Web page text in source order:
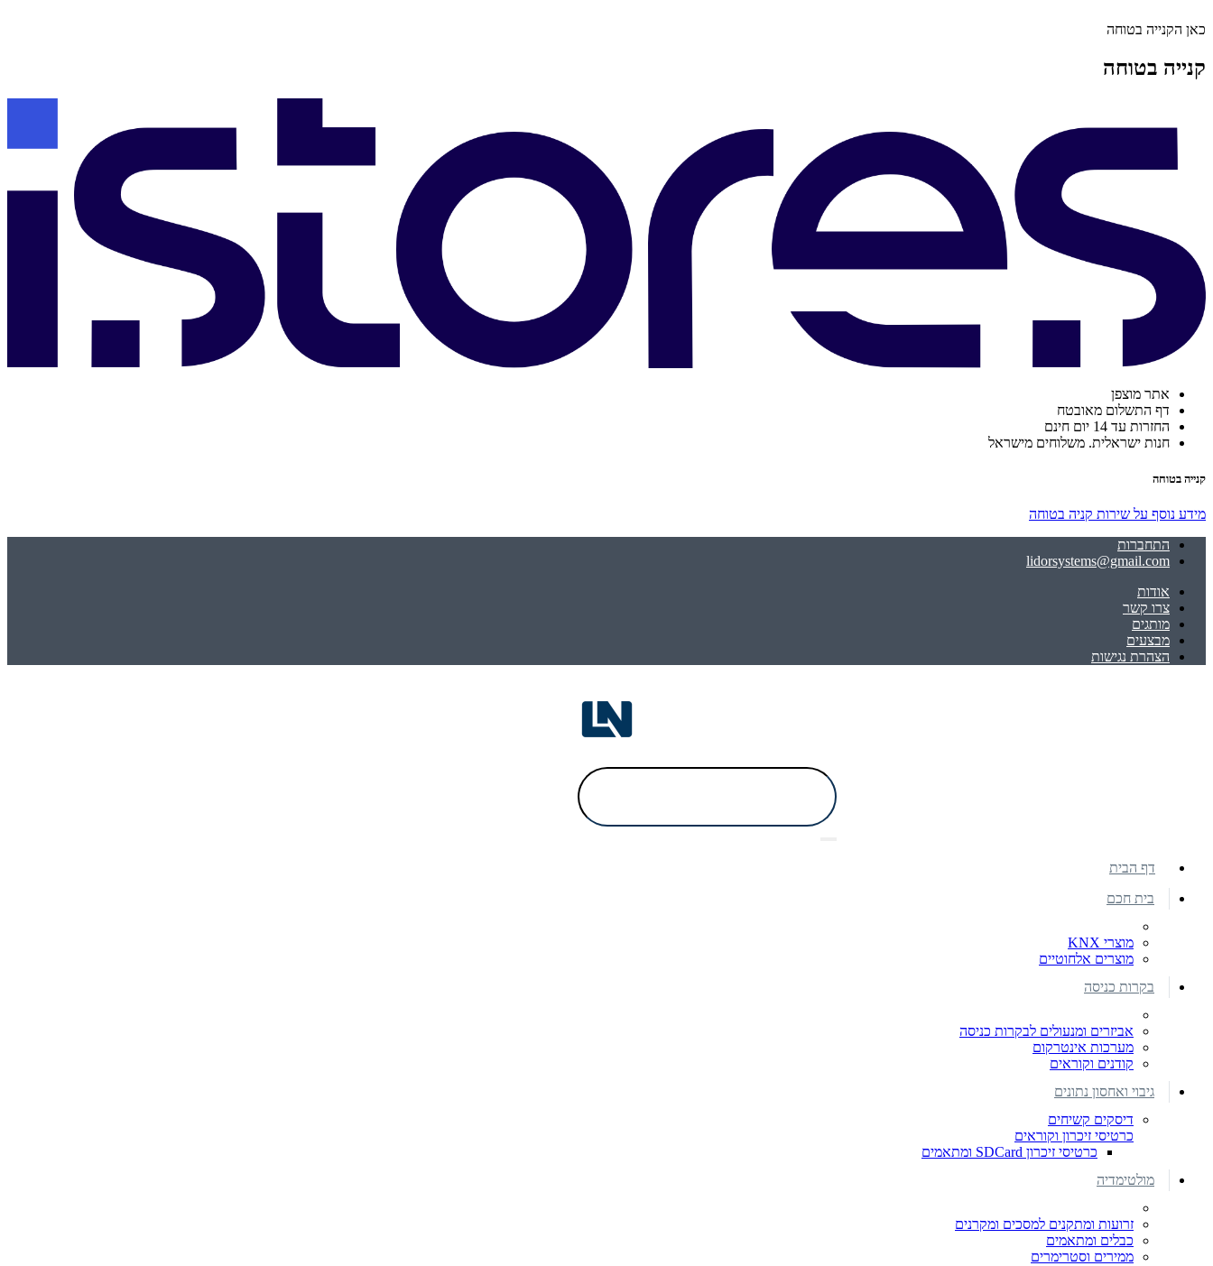
כאן הקנייה בטוחה
קנייה בטוחה
אתר מוצפן
דף התשלום מאובטח
החזרות עד 14 יום חינם
חנות ישראלית. משלוחים מישראל
קנייה בטוחה
מידע נוסף על שירות קניה בטוחה
התחברות
lidorsystems@gmail.com
אודות
צרו קשר
מותגים
מבצעים
הצהרת נגישות
דף הבית
בית חכם
מוצרי KNX
מוצרים אלחוטיים
בקרות כניסה
אביזרים ומנעולים לבקרות כניסה
מערכות אינטרקום
קודנים וקוראים
גיבוי ואחסון נתונים
דיסקים קשיחים
כרטיסי זיכרון וקוראים
כרטיסי זיכרון SDCard ומתאמים
מולטימדיה
זרועות ומתקנים למסכים ומקרנים
כבלים ומתאמים
ממירים וסטרימרים